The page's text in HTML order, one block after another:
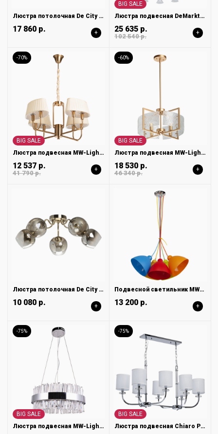
Люстра потолочная De City Блеск 315015108
17 860 р. +
BIG SALE
Люстра подвесная DeMarkt Вальтер 551012709
25 635 р.
102 540 р. +
-70%
BIG SALE
Люстра подвесная MW-Light София 355014608
12 537 р.
41 790 р. +
-60%
BIG SALE
Люстра подвесная MW-Light Илоника 451011704
18 530 р.
46 340 р. +
Люстра потолочная De City Альфа 324018105
10 080 р. +
Подвесной светильник MW-Light Улыбка 365014505
13 200 р. +
-75%
BIG SALE
Люстра подвесная MW-Light Аделард 642014601
-75%
BIG SALE
Люстра подвесная Chiaro Palermo 386017108